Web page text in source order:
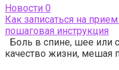
Новости 0
Как записаться на
пошаговая инструкция
Боль в спине, шее или
качество жизни, мешая